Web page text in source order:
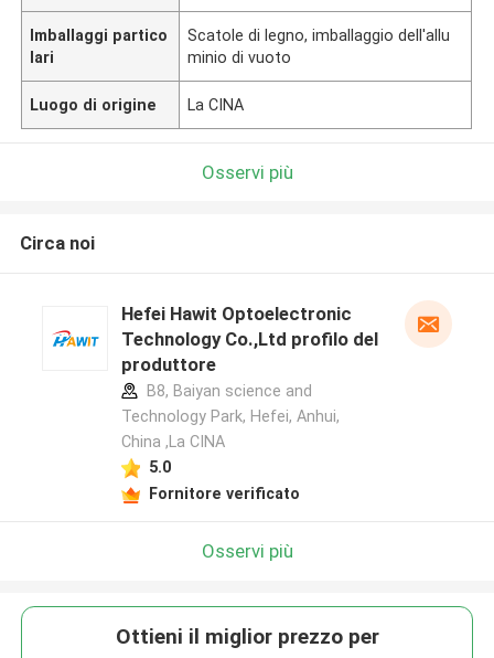
Imballaggi partico
lari
Scatole di legno, imballaggio dell'allu
minio di vuoto
Luogo di origine La CINA
Osservi più
Circa noi
Hefei Hawit Optoelectronic
Technology Co.,Ltd profilo del
produttore
B8, Baiyan science and
Technology Park, Hefei, Anhui,
China ,La CINA
5.0
Fornitore verificato
Osservi più
Ottieni il miglior prezzo per